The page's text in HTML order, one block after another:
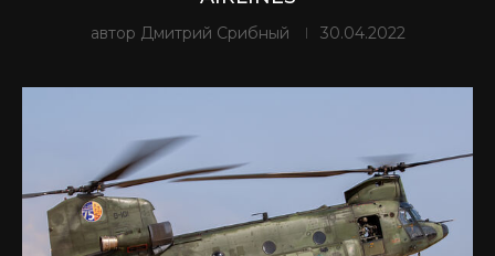
автор Дмитрий Срибный 30.04.2022